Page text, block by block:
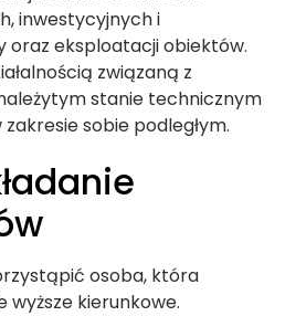
inwestycyjnych i
oraz eksploatacji obiektów.
związaną z
stanie technicznym
zakresie sobie podległym.
osoba, która
wyższe kierunkowe.